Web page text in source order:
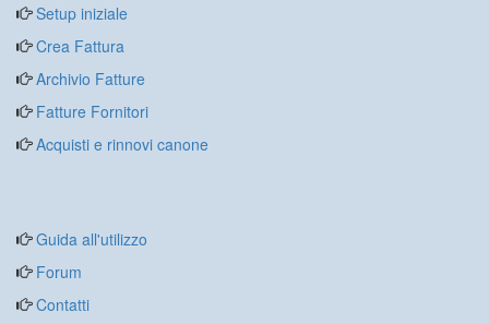
Setup iniziale
Crea Fattura
Archivio Fatture
Fatture Fornitori
Acquisti e rinnovi canone
Guida all'utilizzo
Forum
Contatti